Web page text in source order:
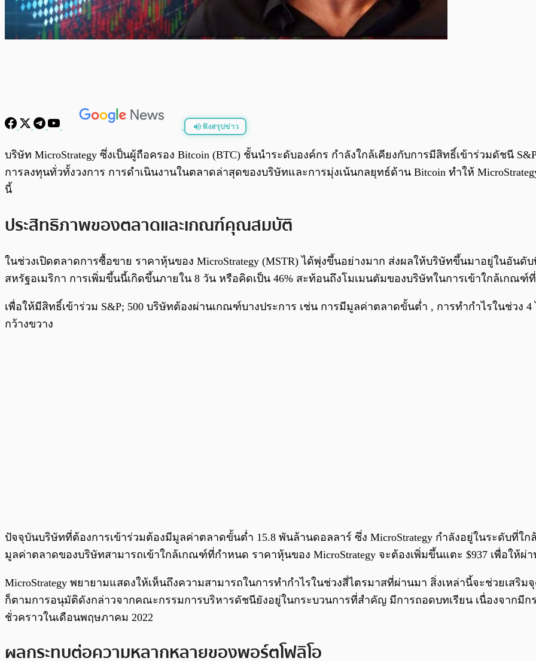
ฟังสรุปข่าว
พร้อมเล่น
บริษัท MicroStrategy ซึ่งเป็นผู้ถือครอง Bitcoin (BTC) ชั้นนำระดับองค์กร กำลังใกล้เคียงกับการมีสิทธิ์เข้าร่วมดัชนี
การลงทุนทั่วทั้งวงการ การดำเนินงานในตลาดล่าสุดของบริษัทและการมุ่งเน้นกลยุทธ์ด้าน Bitcoin ทำให้
นี้
ประสิทธิภาพของตลาดและเกณฑ์คุณสมบัติ
ในช่วงเปิดตลาดการซื้อขาย ราคาหุ้นของ MicroStrategy (MSTR) ได้พุ่งขึ้นอย่างมาก ส่งผลให้บริษัทขึ้นมาอยู่ในอัน
สหรัฐอเมริกา การเพิ่มขึ้นนี้เกิดขึ้นภายใน 8 วัน หรือคิดเป็น 46% สะท้อนถึงโมเมนตัมของบริษัทในการเข้าใกล้เกณฑ์
เพื่อให้มีสิทธิ์เข้าร่วม S&P; 500 บริษัทต้องผ่านเกณฑ์บางประการ เช่น การมีมูลค่าตลาดขั้นต่ำ , การทำกำไรในช่วง
กว้างขวาง
ปัจจุบันบริษัทที่ต้องการเข้าร่วมต้องมีมูลค่าตลาดขั้นต่ำ 15.8 พันล้านดอลลาร์ ซึ่ง MicroStrategy กำลังอยู่ในระดับที่ใ
มูลค่าตลาดของบริษัทสามารถเข้าใกล้เกณฑ์ที่กำหนด ราคาหุ้นของ MicroStrategy จะต้องเพิ่มขึ้นแตะ $937 เพื่อให้
MicroStrategy พยายามแสดงให้เห็นถึงความสามารถในการทำกำไรในช่วงสี่ไตรมาสที่ผ่านมา สิ่งเหล่านี้จะช่วยเสริม
ก็ตามการอนุมัติดังกล่าวจากคณะกรรมการบริหารดัชนียังอยู่ในกระบวนการที่สำคัญ มีการถอดบทเรียน เนื่องจากมีก
ชั่วคราวในเดือนพฤษภาคม 2022
ผลกระทบต่อความหลากหลายของพอร์ตโฟลิโอ